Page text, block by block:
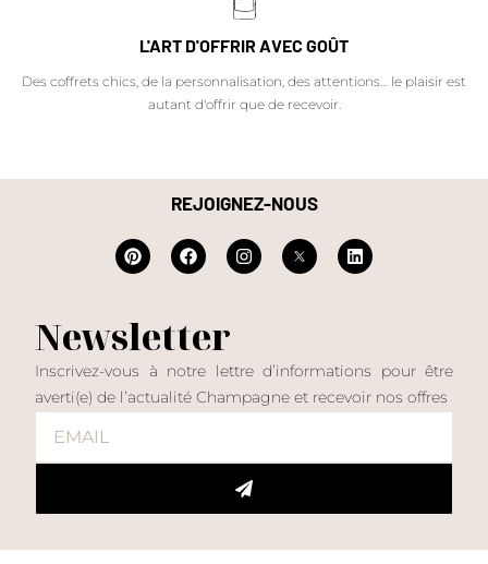
L'ART D'OFFRIR AVEC GOÛT
Des coffrets chics, de la personnalisation, des attentions… le plaisir est
autant d'offrir que de recevoir.
REJOIGNEZ-NOUS
Newsletter
Inscrivez-vous à notre lettre d’informations pour être
averti(e) de l’actualité Champagne et recevoir nos offres